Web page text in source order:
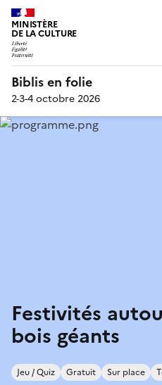
MINISTÈRE
DE LA CULTURE
Biblis en folie
2-3-4 octobre 2026
Festivités
bois géants
Jeu / Quiz Gratuit Sur place